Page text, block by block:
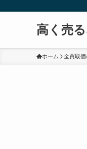
高く売
ホーム 金買取価